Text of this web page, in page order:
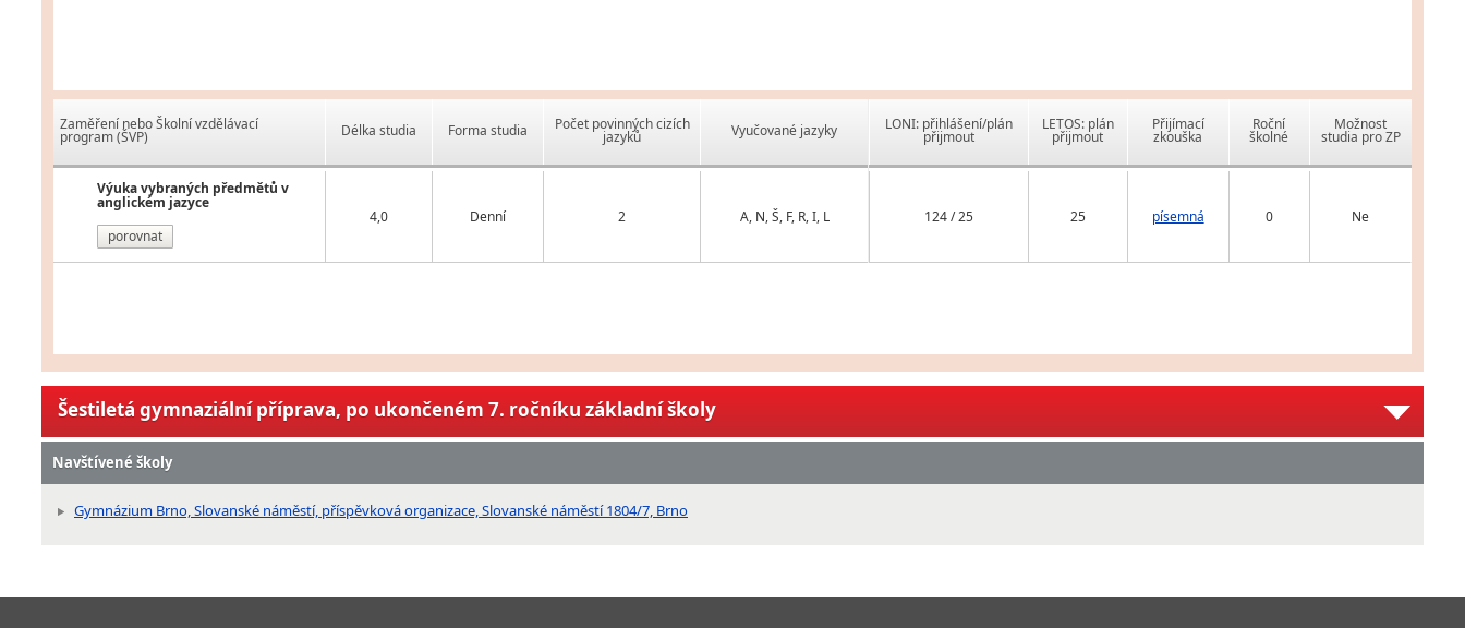
Zaměření nebo Školní vzdělávací
program (ŠVP)
Výuka vybraných předmětů v
anglickém jazyce
porovnat
Délka studia Forma studia Počet povinných cizích
jazyků Vyučované jazyky
4,0 Denní 2 A, N, Š, F, R, I, L
LONI: přihlášení/plán
přijmout
LETOS: plán
přijmout
Přijímací
zkouška
Roční
školné
Možnost
studia pro ZP
124 / 25 25 písemná 0 Ne
Šestiletá gymnaziální příprava, po ukončeném 7. ročníku základní školy
Navštívené školy
Gymnázium Brno, Slovanské náměstí, příspěvková organizace, Slovanské náměstí 1804/7, Brno